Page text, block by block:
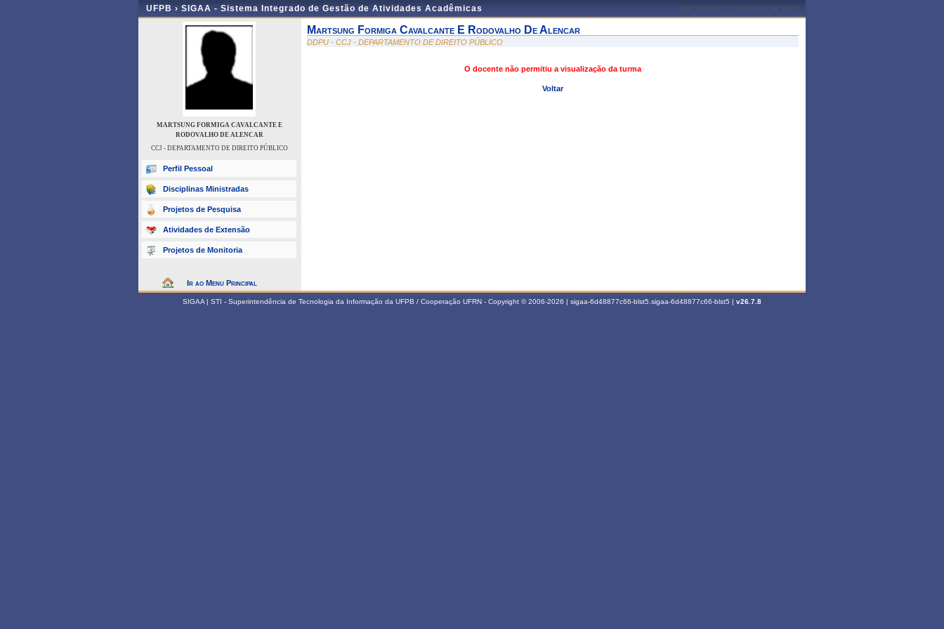
UFPB › SIGAA - Sistema Integrado de Gestão de Atividades Acadêmicas João Pessoa, 07 de Agosto de 2026
MARTSUNG FORMIGA CAVALCANTE E
RODOVALHO DE ALENCAR
CCJ - DEPARTAMENTO DE DIREITO PÚBLICO
Perfil Pessoal
Disciplinas Ministradas
Projetos de Pesquisa
Atividades de Extensão
Projetos de Monitoria
Ir ao Menu Principal
Martsung Formiga Cavalcante E Rodovalho De Alencar
DDPU - CCJ - DEPARTAMENTO DE DIREITO PÚBLICO
O docente não permitiu a visualização da turma
Voltar
SIGAA | STI - Superintendência de Tecnologia da Informação da UFPB / Cooperação UFRN - Copyright © 2006-2026 | sigaa-6d48877c66-blst5.sigaa-6d48877c66-blst5 | v26.7.8